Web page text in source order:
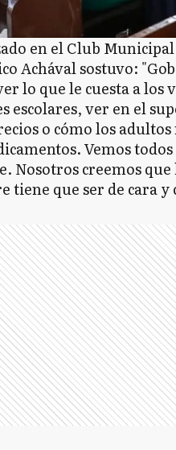
en el Club
Achával sostuvo:
lo que le cuesta a los
escolares, ver en el
o cómo los
Vemos
Nosotros creemos
tiene que ser de cara y